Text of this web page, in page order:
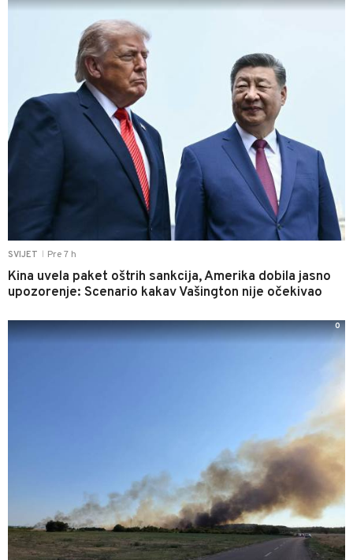
SVIJET Pre 7 h
Kina uvela paket oštrih sankcija, Amerika dobila jasno
upozorenje: Scenario kakav Vašington nije očekivao
0